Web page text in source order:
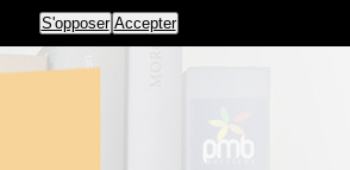
S'opposer Accepter